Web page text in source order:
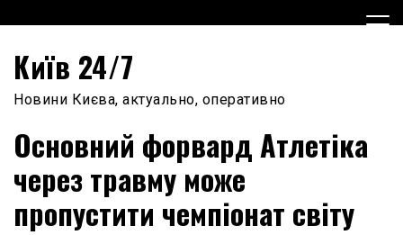
to
Київ 24/7
Новини Києва, актуально, оперативно
Основний форвард Атлетіка
через травму може
пропустити чемпіонат світу